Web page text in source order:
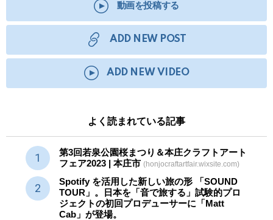
動画を投稿する
ADD NEW POST
ADD NEW VIDEO
よく読まれている記事
第3回若泉公園桜まつり＆本庄クラフトアート
フェア2023 | 本庄市 (honjocraftartfair.wixsite.com)
Spotify を活用した新しい旅の形 「SOUND
TOUR」。日本を「音で旅する」試験的プロ
ジェクトの初回プロデューサーに「Matt
Cab」が登場。